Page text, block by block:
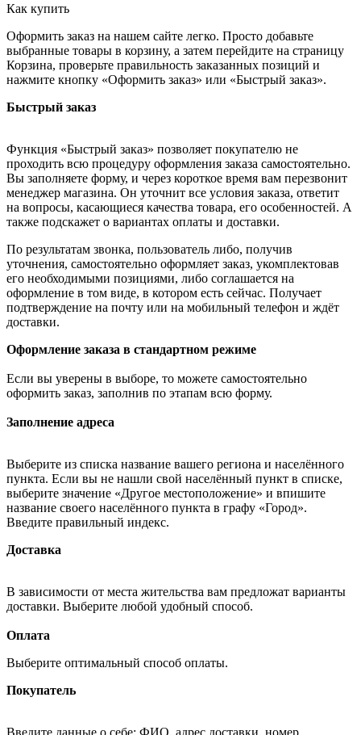
Как купить
Оформить заказ на нашем сайте легко. Просто добавьте
выбранные товары в корзину, а затем перейдите на страницу
Корзина, проверьте правильность заказанных позиций и
нажмите кнопку «Оформить заказ» или «Быстрый заказ».
Быстрый заказ
Функция «Быстрый заказ» позволяет покупателю не
проходить всю процедуру оформления заказа самостоятельно.
Вы заполняете форму, и через короткое время вам перезвонит
менеджер магазина. Он уточнит все условия заказа, ответит
на вопросы, касающиеся качества товара, его особенностей. А
также подскажет о вариантах оплаты и доставки.
По результатам звонка, пользователь либо, получив
уточнения, самостоятельно оформляет заказ, укомплектовав
его необходимыми позициями, либо соглашается на
оформление в том виде, в котором есть сейчас. Получает
подтверждение на почту или на мобильный телефон и ждёт
доставки.
Оформление заказа в стандартном режиме
Если вы уверены в выборе, то можете самостоятельно
оформить заказ, заполнив по этапам всю форму.
Заполнение адреса
Выберите из списка название вашего региона и населённого
пункта. Если вы не нашли свой населённый пункт в списке,
выберите значение «Другое местоположение» и впишите
название своего населённого пункта в графу «Город».
Введите правильный индекс.
Доставка
В зависимости от места жительства вам предложат варианты
доставки. Выберите любой удобный способ.
Оплата
Выберите оптимальный способ оплаты.
Покупатель